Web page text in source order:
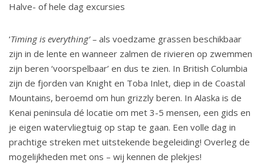
Halve- of hele dag excursies
‘Timing is everything’ – als voedzame grassen beschikbaar
zijn in de lente en wanneer zalmen de rivieren op zwemmen
zijn beren ‘voorspelbaar’ en dus te zien. In British Columbia
zijn de fjorden van Knight en Toba Inlet, diep in de Coastal
Mountains, beroemd om hun grizzly beren. In Alaska is de
Kenai peninsula dé locatie om met 3-5 mensen, een gids en
je eigen watervliegtuig op stap te gaan. Een volle dag in
prachtige streken met uitstekende begeleiding! Overleg de
mogelijkheden met ons – wij kennen de plekjes!